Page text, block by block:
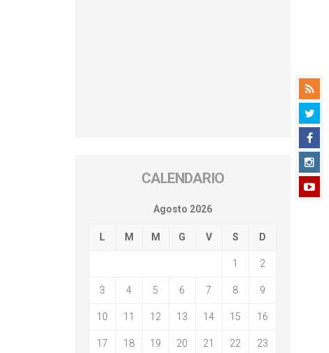
CALENDARIO
Agosto 2026
L M M G V S D
1 2
3 4 5 6 7 8 9
10 11 12 13 14 15 16
17 18 19 20 21 22 23